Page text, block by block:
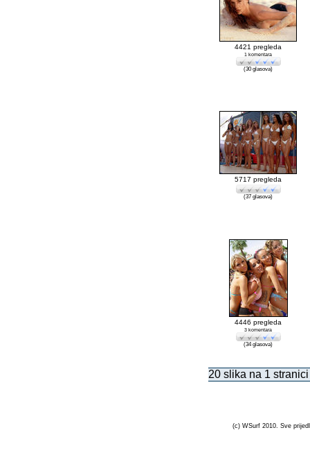
4421 pregleda
1 komentara
(30 glasova)
5717 pregleda
(37 glasova)
4446 pregleda
3 komentara
(34 glasova)
20 slika na 1 stranici
(c) WSurf 2010. Sve